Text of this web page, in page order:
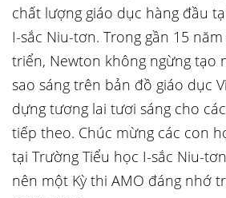
chất lượng giáo dục hàng đầu
I-sắc Niu-tơn. Trong gần 15
triển, Newton không ngừng tạo
sao sáng trên bản đồ giáo dục
dựng tương lai tươi sáng cho
tiếp theo. Chúc mừng các con
tại Trường Tiểu học I-sắc Niu-
nên một Kỳ thi AMO đáng nhớ